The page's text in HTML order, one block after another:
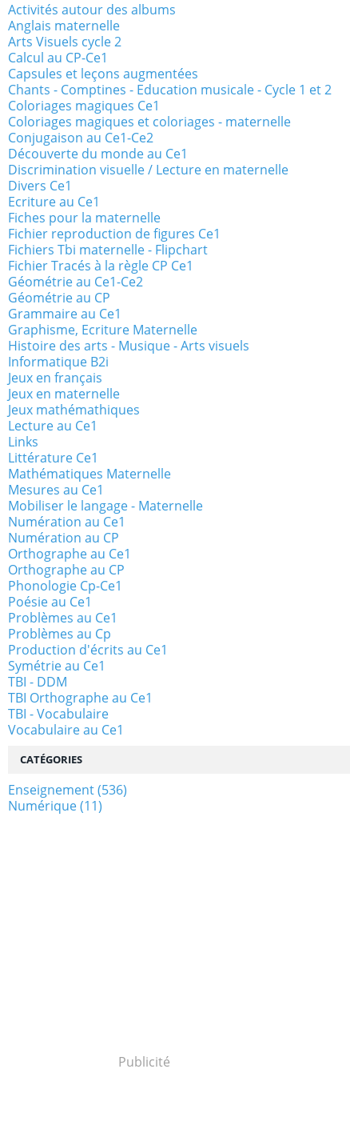
Activités autour des albums
Anglais maternelle
Arts Visuels cycle 2
Calcul au CP-Ce1
Capsules et leçons augmentées
Chants - Comptines - Education musicale - Cycle 1 et 2
Coloriages magiques Ce1
Coloriages magiques et coloriages - maternelle
Conjugaison au Ce1-Ce2
Découverte du monde au Ce1
Discrimination visuelle / Lecture en maternelle
Divers Ce1
Ecriture au Ce1
Fiches pour la maternelle
Fichier reproduction de figures Ce1
Fichiers Tbi maternelle - Flipchart
Fichier Tracés à la règle CP Ce1
Géométrie au Ce1-Ce2
Géométrie au CP
Grammaire au Ce1
Graphisme, Ecriture Maternelle
Histoire des arts - Musique - Arts visuels
Informatique B2i
Jeux en français
Jeux en maternelle
Jeux mathémathiques
Lecture au Ce1
Links
Littérature Ce1
Mathématiques Maternelle
Mesures au Ce1
Mobiliser le langage - Maternelle
Numération au Ce1
Numération au CP
Orthographe au Ce1
Orthographe au CP
Phonologie Cp-Ce1
Poésie au Ce1
Problèmes au Ce1
Problèmes au Cp
Production d'écrits au Ce1
Symétrie au Ce1
TBI - DDM
TBI Orthographe au Ce1
TBI - Vocabulaire
Vocabulaire au Ce1
CATÉGORIES
Enseignement(536)
Numérique(11)
Publicité